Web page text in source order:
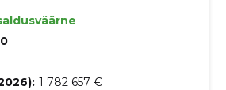
1 782 657 €